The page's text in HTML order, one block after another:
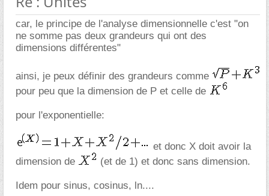
car, le principe de l'analyse dimensionnelle c'est "on
ne somme pas deux grandeurs qui ont des
dimensions différentes"
ainsi, je peux définir des grandeurs comme
pour peu que la dimension de P et celle de
pour l'exponentielle:
et donc X doit avoir la
dimension de
(et de 1) et donc sans dimension.
Idem pour sinus, cosinus, ln....